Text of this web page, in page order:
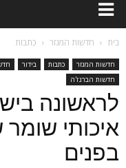
בית חדשות המגזר כתבות
חדשות המגזר כתבות בידור
חדשות הברנז'ה
לראשונה
איכותי
בפנים